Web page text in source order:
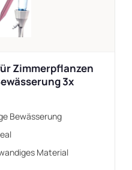
Zimmerpflanzen
3x
Bewässerung
Material